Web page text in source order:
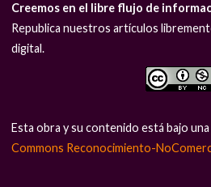
Creemos en el libre flujo de
Republica nuestros artículos
digital.
Esta obra y su contenido está bajo
Commons Reconocimiento-